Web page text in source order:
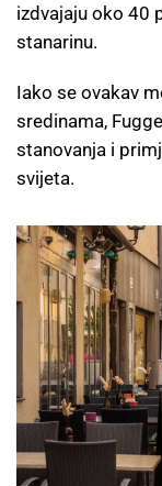
izdvajaju oko 40
stanarinu.
Iako se ovakav
sredinama,
stanovanja i
svijeta.